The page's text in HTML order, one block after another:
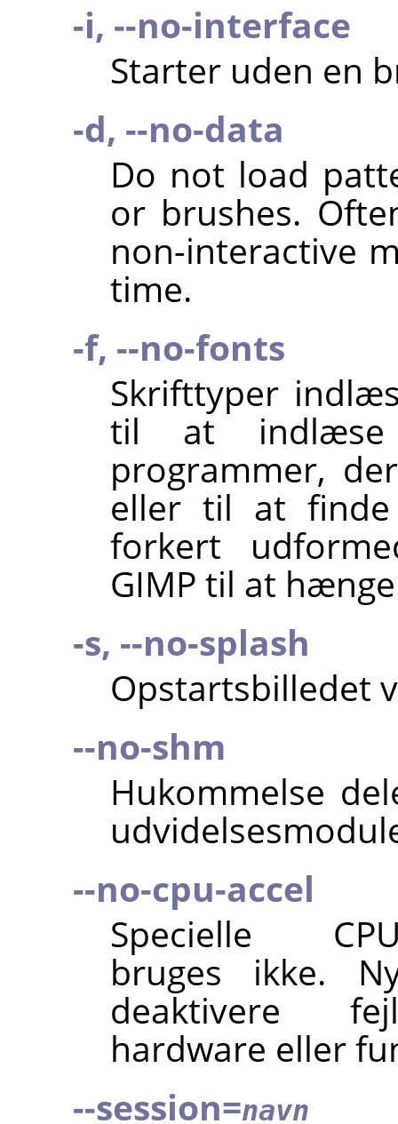
-i, --no-interface
Starter uden en
-d, --no-data
Do not load
or brushes.
non-interactive
time.
-f, --no-fonts
Skrifttyper
til at
programmer,
eller til at
forkert
GIMP til at
-s, --no-splash
Opstartsbilledet
--no-shm
Hukommelse
--no-cpu-accel
Specielle
bruges ikke.
deaktivere
hardware eller
--session=navn